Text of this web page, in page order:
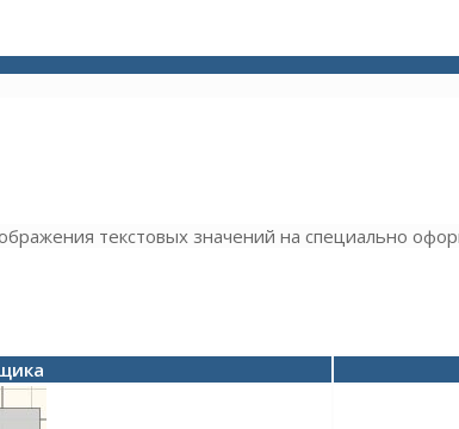
текстовых значений на специально